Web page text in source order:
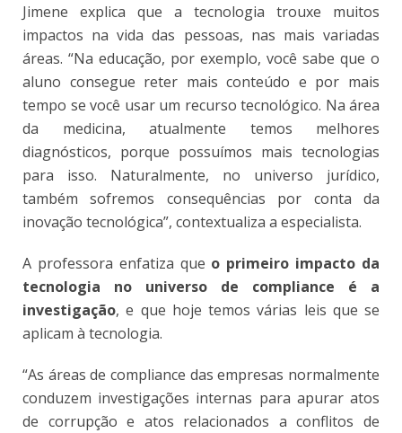
Jimene explica que a tecnologia trouxe muitos
impactos na vida das pessoas, nas mais variadas
áreas. “Na educação, por exemplo, você sabe que o
aluno consegue reter mais conteúdo e por mais
tempo se você usar um recurso tecnológico. Na área
da medicina, atualmente temos melhores
diagnósticos, porque possuímos mais tecnologias
para isso. Naturalmente, no universo jurídico,
também sofremos consequências por conta da
inovação tecnológica”, contextualiza a especialista.
A professora enfatiza que o primeiro impacto da
tecnologia no universo de compliance é a
investigação, e que hoje temos várias leis que se
aplicam à tecnologia.
“As áreas de compliance das empresas normalmente
conduzem investigações internas para apurar atos
de corrupção e atos relacionados a conflitos de